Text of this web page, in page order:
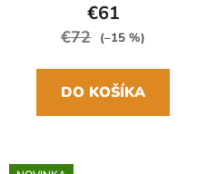
€61
€72 (–15 %)
DO KOŠÍKA